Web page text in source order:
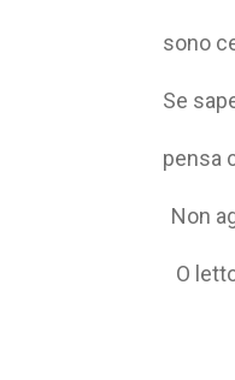
sono
Se
pensa
Non
O